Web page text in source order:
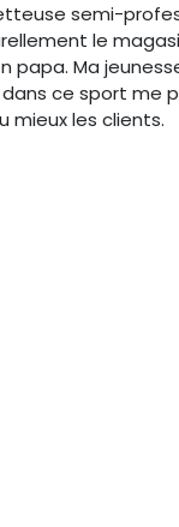
semi-
le
papa. Ma
ce sport me
mieux les clients.